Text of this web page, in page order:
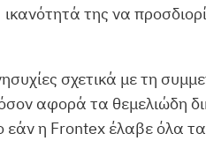
της να
σχετικά με τη
αφορά τα θεμελιώδη
εάν η Frontex έλαβε